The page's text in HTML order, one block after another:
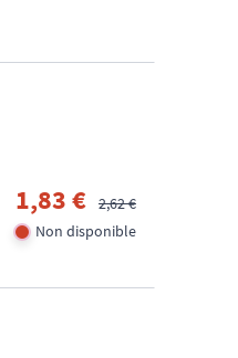
1,83 €
2,62 €
Non disponible